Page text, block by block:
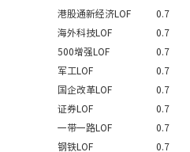
港股通新经济LOF
0.7
海外科技LOF
0.7
500增强LOF
0.7
军工LOF
0.7
国企改革LOF
0.7
证券LOF
0.7
一带一路LOF
0.7
钢铁LOF
0.7